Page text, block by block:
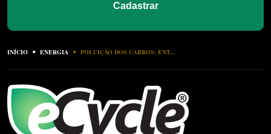
Cadastrar
INÍCIO ENERGIA POLUIÇÃO DOS CARROS: ENT...